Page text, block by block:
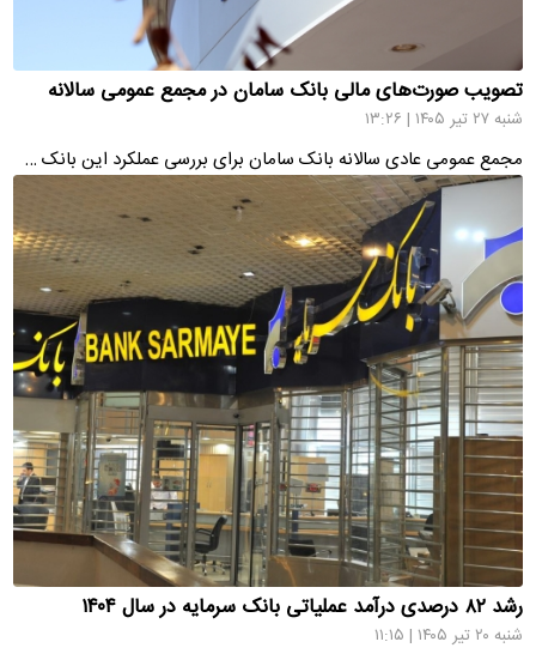
تصویب صورت‌های مالی بانک سامان در مجمع عمومی سالانه
شنبه ۲۷ تیر ۱۴۰۵ | ۱۳:۲۶
مجمع عمومی عادی سالانه بانک سامان برای بررسی عملکرد این بانک …
رشد ۸۲ درصدی درآمد عملیاتی بانک سرمایه در سال ۱۴۰۴
شنبه ۲۰ تیر ۱۴۰۵ | ۱۱:۱۵